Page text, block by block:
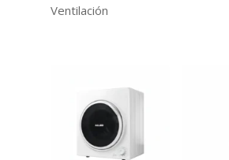
Ventilación